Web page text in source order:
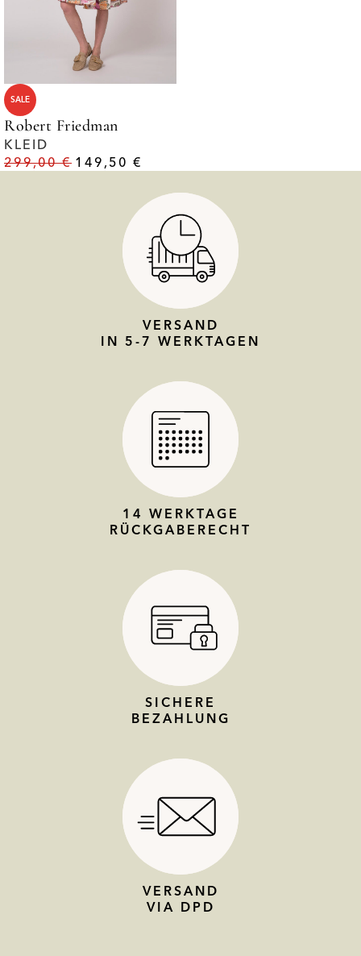
SALE
Robert Friedman
KLEID
299,00€ 149,50€
VERSAND
IN 5-7 WERKTAGEN
14 WERKTAGE
RÜCKGABERECHT
SICHERE
BEZAHLUNG
VERSAND
VIA DPD